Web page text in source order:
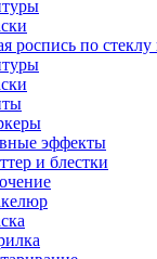
роспись по стеклу
эффекты
и блестки